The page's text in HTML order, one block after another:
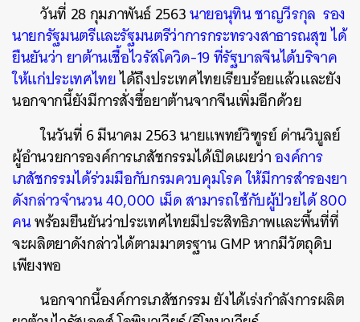
วันที่ 28กุมภาพันธ์2563นายอนุทินชาญวีรกุล รอง
นายกรัฐมนตรีและรัฐมนตรีว่าการกระทรวงสาธารณสุขได้
ยืนยันว่ายาต้านเชื้อไวรัสโควิด-19ที่รัฐบาลจีนได้บริจาค
ให้แก่ประเทศไทยได้ถึงประเทศไทยเรียบร้อยแล้วและยัง
นอกจากนี้ยังมีการสั่งซื้อยาต้านจากจีนเพิ่มอีกด้วย
ในวันที่6มีนาคม2563นายแพทย์วิฑูรย์ด่านวิบูลย์
ผู้อำนวยการองค์การเภสัชกรรมได้เปิดเผยว่าองค์การ
เภสัชกรรมได้ร่วมมือกับกรมควบคุมโรค ให้มีการสำรองยา
ดังกล่าวจำนวน40,000 เม็ดสามารถใช้กับผู้ป่วยได้800
คนพร้อมยืนยันว่าประเทศไทยมีประสิทธิภาพและพื้นที่ที่
จะผลิตยาดังกล่าวได้ตามมาตรฐานGMPหากมีวัตถุดิบ
เพียงพอ
นอกจากนี้องค์การเภสัชกรรม ยังได้เร่งกำลังการผลิต